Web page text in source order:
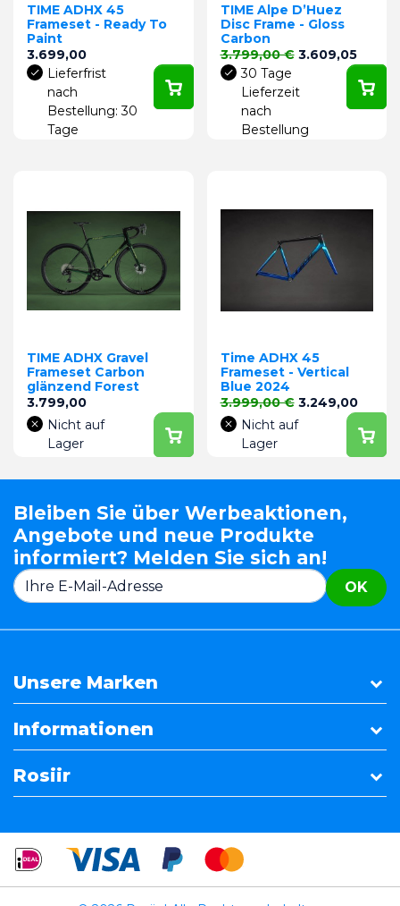
TIME ADHX 45
Frameset - Ready To
Paint
Preis
3.699,00
Lieferfrist
nach
Bestellung: 30
Tage
TIME Alpe D’Huez
Disc Frame - Gloss
Carbon
Verkaufspreis
3.799,00 € Preis
3.609,05
30 Tage
Lieferzeit
nach
Bestellung
TIME ADHX Gravel
Frameset Carbon
glänzend Forest
Preis
3.799,00
Nicht auf
Lager
Time ADHX 45
Frameset - Vertical
Blue 2024
Verkaufspreis
3.999,00 € Preis
3.249,00
Nicht auf
Lager
Bleiben Sie über Werbeaktionen,
Angebote und neue Produkte
informiert? Melden Sie sich an!
OK
Unsere Marken
Informationen
Rosiir